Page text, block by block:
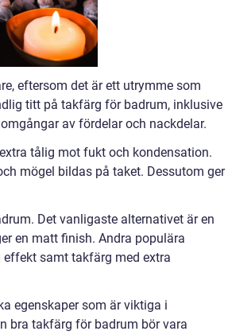
eftersom det är ett utrymme som
titt på takfärg för badrum, inklusive
av fördelar och nackdelar.
tålig mot fukt och kondensation.
mögel bildas på taket. Dessutom ger
Det vanligaste alternativet är en
en matt finish. Andra populära
samt takfärg med extra
egenskaper som är viktiga i
bra takfärg för badrum bör vara